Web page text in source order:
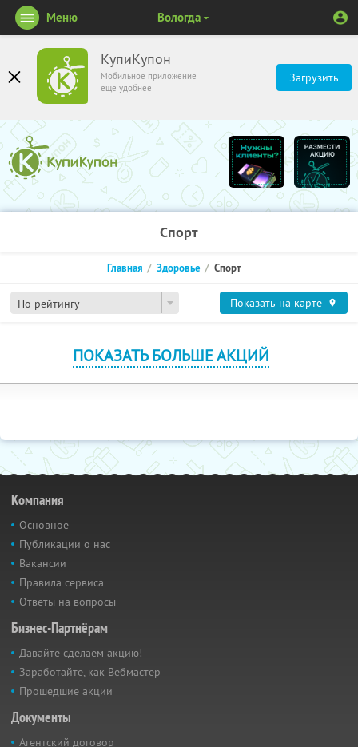
КупиКупон
Мобильное приложение
ещё удобнее
Загрузить
Меню Вологда
Спорт
По рейтингу
Главная Здоровье Спорт
Показать на карте
ПОКАЗАТЬ БОЛЬШЕ АКЦИЙ
Компания
Основное
Публикации о нас
Вакансии
Правила сервиса
Ответы на вопросы
Бизнес-Партнёрам
Давайте сделаем акцию!
Заработайте, как Вебмастер
Прошедшие акции
Документы
Агентский договор